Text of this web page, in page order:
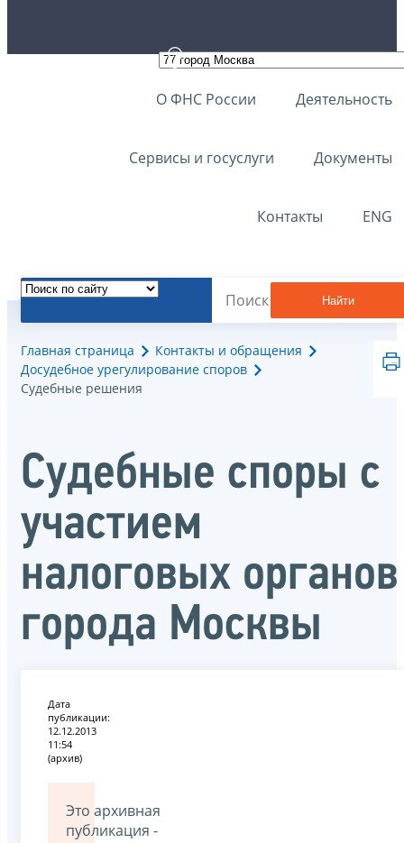
О ФНС России Деятельность
Сервисы и госуслуги Документы
Контакты ENG
Найти
Главная страница
Контакты и обращения
Досудебное урегулирование споров
Судебные решения
Судебные споры с
участием
налоговых органов
города Москвы
Дата
публикации:
12.12.2013
11:54
(архив)
Это архивная
публикация -